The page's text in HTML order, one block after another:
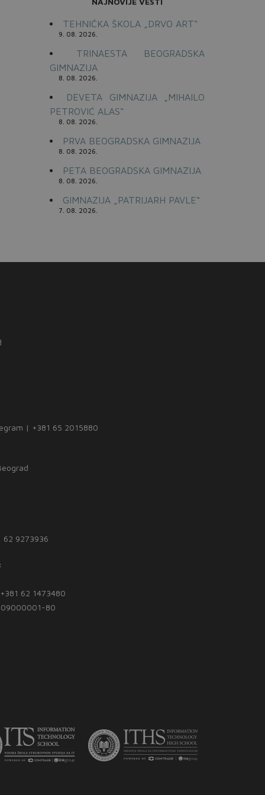
TEHNIČKA ŠKOLA „DRVO ART“
9. 08. 2026.
TRINAESTA BEOGRADSKA
GIMNAZIJA
8. 08. 2026.
DEVETA GIMNAZIJA „MIHAILO
PETROVIĆ ALAS“
8. 08. 2026.
PRVA BEOGRADSKA GIMNAZIJA
8. 08. 2026.
PETA BEOGRADSKA GIMNAZIJA
8. 08. 2026.
GIMNAZIJA „PATRIJARH PAVLE“
7. 08. 2026.
| +381 65 2015880
9273936
62 1473480
80